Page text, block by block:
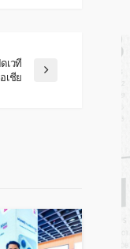
เวที
เชีย